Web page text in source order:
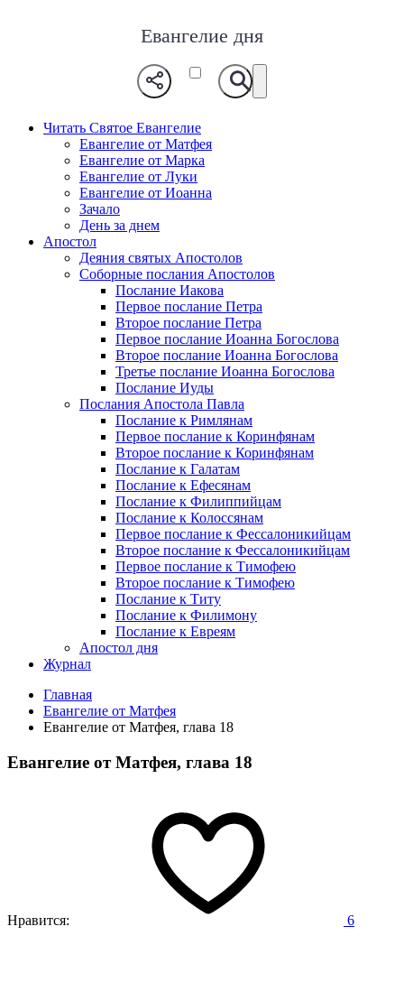
Евангелие дня
Читать Святое Евангелие
Евангелие от Матфея
Евангелие от Марка
Евангелие от Луки
Евангелие от Иоанна
Зачало
День за днем
Апостол
Деяния святых Апостолов
Соборные послания Апостолов
Послание Иакова
Первое послание Петра
Второе послание Петра
Первое послание Иоанна Богослова
Второе послание Иоанна Богослова
Третье послание Иоанна Богослова
Послание Иуды
Послания Апостола Павла
Послание к Римлянам
Первое послание к Коринфянам
Второе послание к Коринфянам
Послание к Галатам
Послание к Ефесянам
Послание к Филиппийцам
Послание к Колоссянам
Первое послание к Фессалоникийцам
Второе послание к Фессалоникийцам
Первое послание к Тимофею
Второе послание к Тимофею
Послание к Титу
Послание к Филимону
Послание к Евреям
Апостол дня
Журнал
Главная
Евангелие от Матфея
Евангелие от Матфея, глава 18
Евангелие от Матфея, глава 18
Нравится: 6